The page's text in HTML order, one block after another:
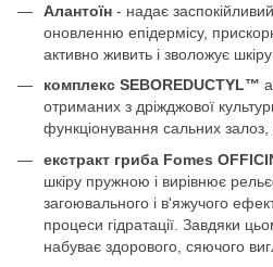
Алантоїн - надає
оновленню епідермісу,
активно живить і зволожує
комплекс SEBOREDUCTYL™
отриманих з дріжджової
функціонування сальних
екстракт гриба Fomes
шкіру пружною і вирівнює
загоювального і в'яжучого
процеси гідратації. Завдяки
набуває здорового, сяючого